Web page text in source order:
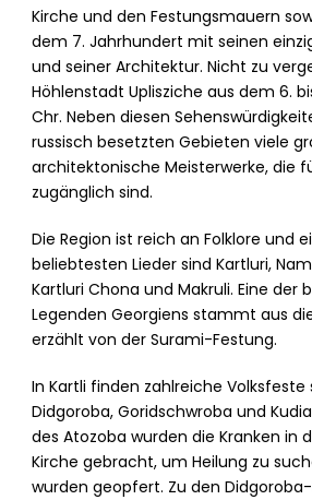
Kirche und den Festungsmauern
dem 7. Jahrhundert mit seinen
und seiner Architektur. Nicht zu
Höhlenstadt Uplisziche aus dem 6.
Chr. Neben diesen
russisch besetzten Gebieten viele
architektonische Meisterwerke, die
zugänglich sind.
Die Region ist reich an Folklore und
beliebtesten Lieder sind Kartluri,
Kartluri Chona und Makruli. Eine der
Legenden Georgiens stammt aus
erzählt von der Surami-Festung.
In Kartli finden zahlreiche Volksfeste
Didgoroba, Goridschwroba und
des Atozoba wurden die Kranken in
Kirche gebracht, um Heilung zu
wurden geopfert. Zu den